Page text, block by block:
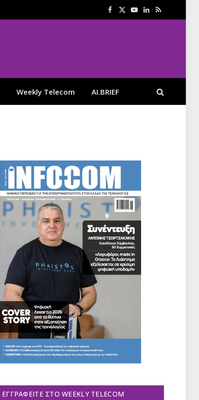
Facebook
X
YouTube
LinkedIn
RSS
Weekly Telecom AI.BRIEF
ΕΓΓΡΑΦΕΊΤΕ ΣΤΟ WEEKLY TELECOM